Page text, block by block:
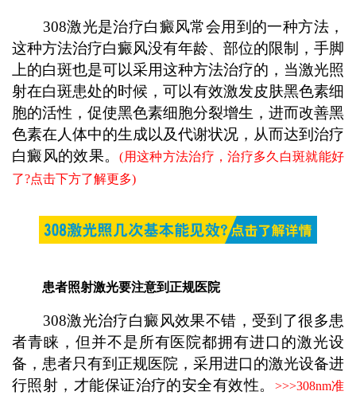
308激光是治疗白癜风常会用到的一种方法，
这种方法治疗白癜风没有年龄、部位的限制，手脚
上的白斑也是可以采用这种方法治疗的，当激光照
射在白斑患处的时候，可以有效激发皮肤黑色素细
胞的活性，促使黑色素细胞分裂增生，进而改善黑
色素在人体中的生成以及代谢状况，从而达到治疗
白癜风的效果。(用这种方法治疗，治疗多久白斑就能好
了?点击下方了解更多)
患者照射激光要注意到正规医院
308激光治疗白癜风效果不错，受到了很多患
者青睐，但并不是所有医院都拥有进口的激光设
备，患者只有到正规医院，采用进口的激光设备进
行照射，才能保证治疗的安全有效性。
>>>308nm准